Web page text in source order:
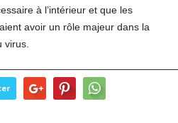
à l’intérieur et que les
avoir un rôle majeur dans la
virus.